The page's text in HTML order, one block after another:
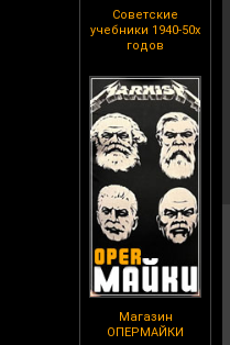
Советские
учебники 1940-50х
годов
Магазин
ОПЕРМАЙКИ